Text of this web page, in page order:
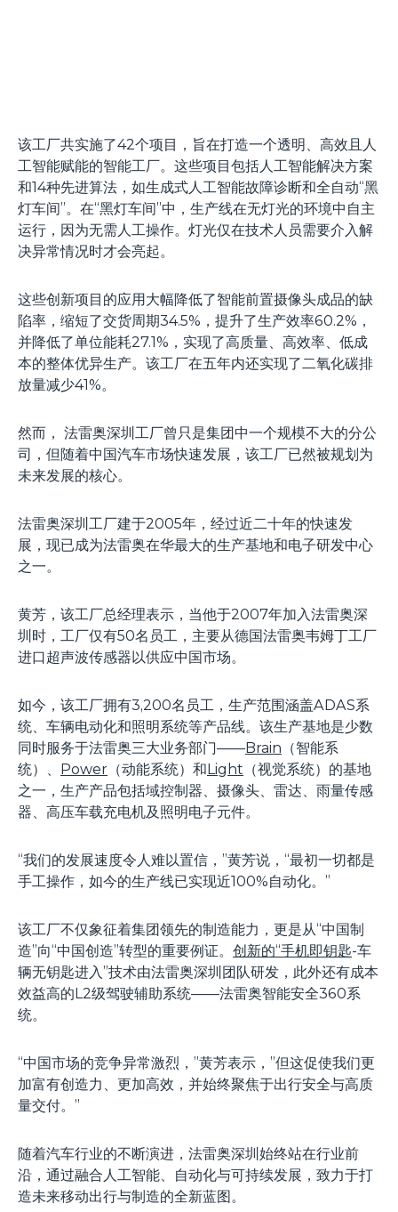
该工厂共实施了42个项目，旨在打造一个透明、高效且人
工智能赋能的智能工厂。这些项目包括人工智能解决方案
和14种先进算法，如生成式人工智能故障诊断和全自动“黑
灯车间”。在“黑灯车间”中，生产线在无灯光的环境中自主
运行，因为无需人工操作。灯光仅在技术人员需要介入解
决异常情况时才会亮起。
这些创新项目的应用大幅降低了智能前置摄像头成品的缺
陷率，缩短了交货周期34.5%，提升了生产效率60.2%，
并降低了单位能耗27.1%，实现了高质量、高效率、低成
本的整体优异生产。该工厂在五年内还实现了二氧化碳排
放量减少41%。
然而， 法雷奥深圳工厂曾只是集团中一个规模不大的分公
司，但随着中国汽车市场快速发展，该工厂已然被规划为
未来发展的核心。
法雷奥深圳工厂建于2005年，经过近二十年的快速发
展，现已成为法雷奥在华最大的生产基地和电子研发中心
之一。
黄芳，该工厂总经理表示，当他于2007年加入法雷奥深
圳时，工厂仅有50名员工，主要从德国法雷奥韦姆丁工厂
进口超声波传感器以供应中国市场。
如今，该工厂拥有3,200名员工，生产范围涵盖ADAS系
统、车辆电动化和照明系统等产品线。该生产基地是少数
同时服务于法雷奥三大业务部门——Brain （智能系
统）、 Power （动能系统）和Light （视觉系统）的基地
之一，生产产品包括域控制器、摄像头、雷达、雨量传感
器、高压车载充电机及照明电子元件。
“我们的发展速度令人难以置信，”黄芳说，“最初一切都是
手工操作，如今的生产线已实现近100%自动化。”
该工厂不仅象征着集团领先的制造能力，更是从“中国制
造”向“中国创造”转型的重要例证。 创新的“手机即钥匙-车
辆无钥匙进入”技术由法雷奥深圳团队研发，此外还有成本
效益高的L2级驾驶辅助系统——法雷奥智能安全360系
统。
“中国市场的竞争异常激烈，”黄芳表示，”但这促使我们更
加富有创造力、更加高效，并始终聚焦于出行安全与高质
量交付。”
随着汽车行业的不断演进，法雷奥深圳始终站在行业前
沿，通过融合人工智能、自动化与可持续发展，致力于打
造未来移动出行与制造的全新蓝图。